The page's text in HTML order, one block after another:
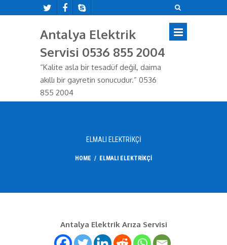
Antalya Elektrik
Servisi 0536 855 2004
“Kalite asla bir tesadüf değil, daima
akıllı bir gayretin sonucudur.” 0536
855 2004
ELMALI ELEKTRIKÇI
HOME / ELMALI ELEKTRIKÇI
Antalya Elektrik Arıza Servisi